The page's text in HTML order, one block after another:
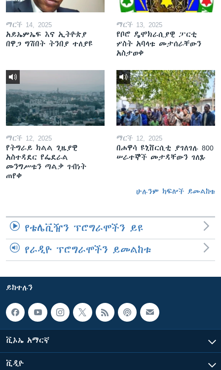
ማርች 14, 2025
አይኤምኤፍ እና ኢትዮጵያ
በዋጋ ግሽበት ትንበያ ተለያዩ
ማርች 13, 2025
የቦሮ ዴሞክራሲያዊ ፓርቲ
ሦስት አባላቱ መታሰራቸውን
አስታወቀ
ማርች 12, 2025
የትግራይ ክልል ጊዜያዊ
አስተዳደር የፌደራል
መንግሥቱን ጣልቃ ገብነት
ጠየቀ
ማርች 12, 2025
በሐዋሳ ዩኒቨርሲቲ ያገለገሉ 800
ሠራተኞች መታዳቸውን ገለጹ
ሁሉንም ክፍሎች ይመልከቱ
የቴሌቪዥን ፕሮግራሞችን ይዩ
የራዲዮ ፕሮግራሞችን ይመልከቱ
ይከተሉን
ቪኦኤ አማርኛ
ቪዲዮ